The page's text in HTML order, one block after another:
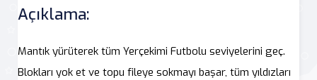
Açıklama:
Mantık yürüterek tüm Yerçekimi Futbolu seviyelerini geç.
Blokları yok et ve topu fileye sokmayı başar, tüm yıldızları